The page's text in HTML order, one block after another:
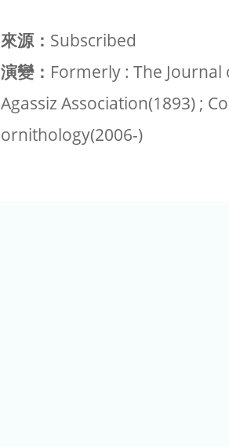
來源： Subscribed
演變： Formerly : The
Agassiz Association(1893) ;
ornithology(2006-)